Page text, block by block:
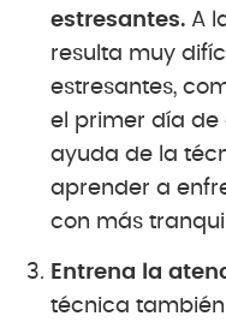
estresantes. A
resulta muy
estresantes,
el primer día de
ayuda de la
aprender a
con más
Entrena la
técnica